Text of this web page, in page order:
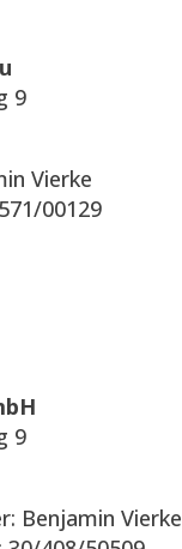
9
Vierke
00129
9
Benjamin Vierke